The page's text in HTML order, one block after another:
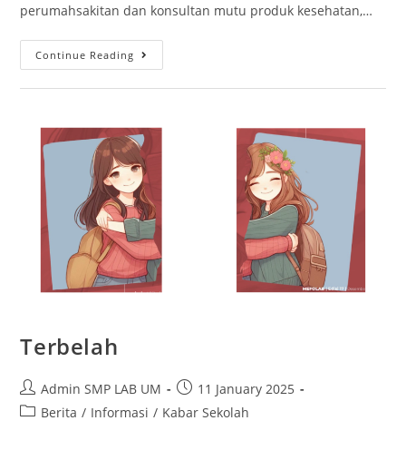
perumahsakitan dan konsultan mutu produk kesehatan,…
Continue Reading
Terbelah
Admin SMP LAB UM
11 January 2025
Berita / Informasi / Kabar Sekolah